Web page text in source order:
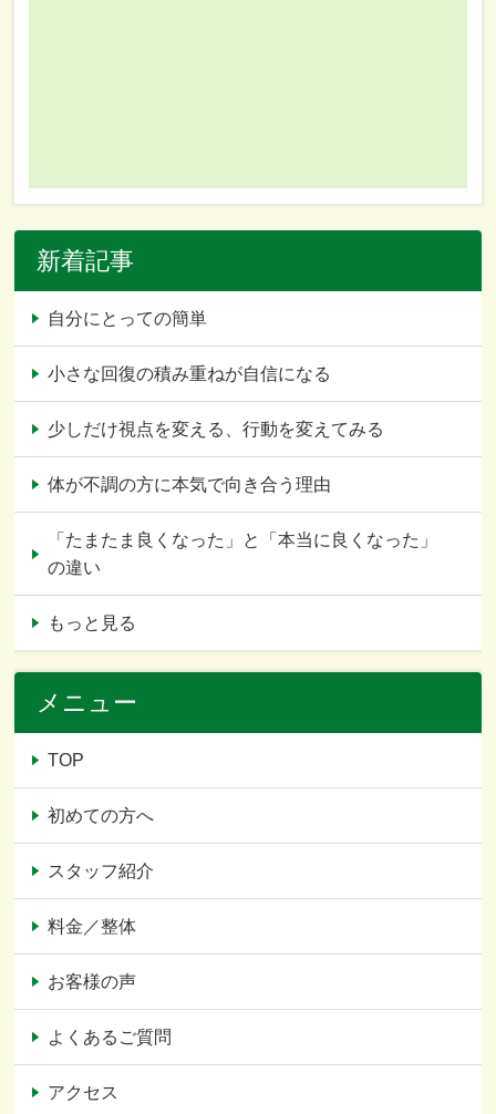
新着記事
自分にとっての簡単
小さな回復の積み重ねが自信になる
少しだけ視点を変える、行動を変えてみる
体が不調の方に本気で向き合う理由
「たまたま良くなった」と「本当に良くなった」
の違い
もっと見る
メニュー
TOP
初めての方へ
スタッフ紹介
料金／整体
お客様の声
よくあるご質問
アクセス